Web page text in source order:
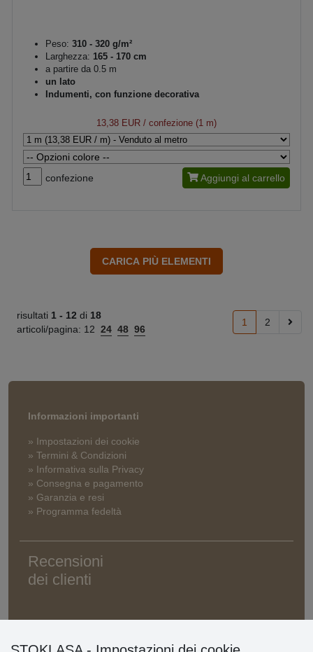
Peso: 310 - 320 g/m²
Larghezza: 165 - 170 cm
a partire da 0.5 m
un lato
Indumenti, con funzione decorativa
13,38 EUR / confezione (1 m)
confezione Aggiungi al carrello
risultati 1 - 12 di 18
articoli/pagina: 12 24 48 96
1 2
Informazioni importanti
» Impostazioni dei cookie
» Termini & Condizioni
» Informativa sulla Privacy
» Consegna e pagamento
» Garanzia e resi
» Programma fedeltà
Recensioni
dei clienti